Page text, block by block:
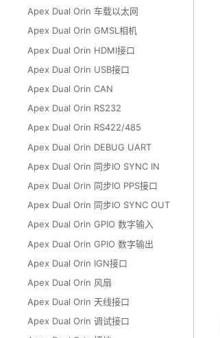
Apex Dual Orin 车载以太网
Apex Dual Orin GMSL相机
Apex Dual Orin HDMI接口
Apex Dual Orin USB接口
Apex Dual Orin CAN
Apex Dual Orin RS232
Apex Dual Orin RS422/485
Apex Dual Orin DEBUG UART
Apex Dual Orin 同步IO SYNC IN
Apex Dual Orin 同步IO PPS接口
Apex Dual Orin 同步IO SYNC OUT
Apex Dual Orin GPIO 数字输入
Apex Dual Orin GPIO 数字输出
Apex Dual Orin IGN接口
Apex Dual Orin 风扇
Apex Dual Orin 天线接口
Apex Dual Orin 调试接口